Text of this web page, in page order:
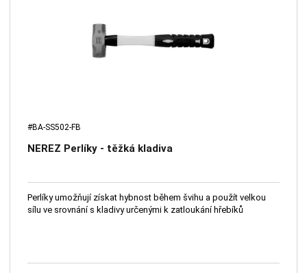
#BA-SS502-FB
NEREZ Perlíky - těžká kladiva
Perlíky umožňují získat hybnost během švihu a použít velkou
sílu ve srovnání s kladivy určenými k zatloukání hřebíků